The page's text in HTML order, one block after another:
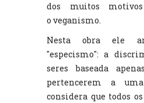
dos muitos
o veganismo.
Nesta obra ele
"especismo": a
seres baseada
pertencerem a
considera que todos